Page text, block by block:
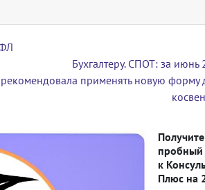
Бухгалтеру. СПОТ: за
рекомендовала применять новую форму
Получите
пробный
к
Плюс на